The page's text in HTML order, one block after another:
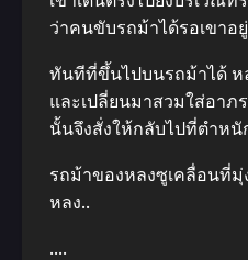
ว่าคนขับรถม้าได้รอเขาอ
ทันทีที่ขึ้นไปบนรถม้าได้
และเปลี่ยนมาสวมใส่อาภ
นั้นจึงสั่งให้กลับไปที่ตำห
รถม้าของหลงซูเคลื่อนที่
หลง..
….